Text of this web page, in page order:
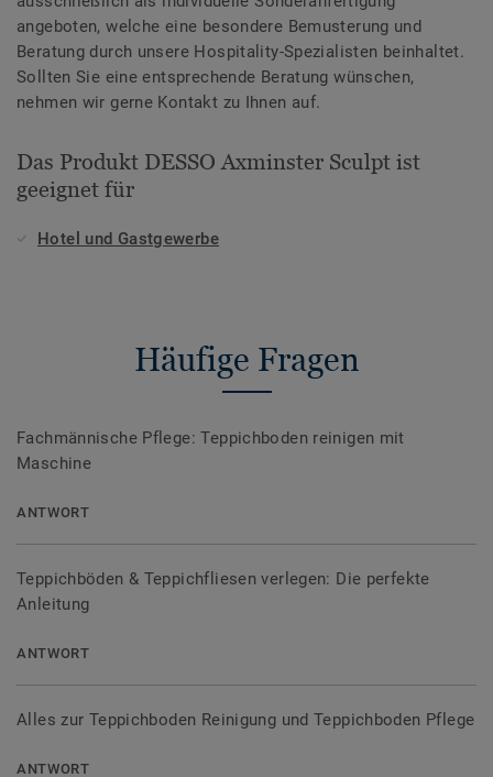
angeboten, welche eine besondere Bemusterung und
Beratung durch unsere Hospitality-Spezialisten beinhaltet.
Sollten Sie eine entsprechende Beratung wünschen,
nehmen wir gerne Kontakt zu Ihnen auf.
Das Produkt DESSO Axminster Sculpt ist
geeignet für
Hotel und Gastgewerbe
Häufige Fragen
Fachmännische Pflege: Teppichboden reinigen mit
Maschine
ANTWORT
Teppichböden & Teppichfliesen verlegen: Die perfekte
Anleitung
ANTWORT
Alles zur Teppichboden Reinigung und Teppichboden Pflege
ANTWORT